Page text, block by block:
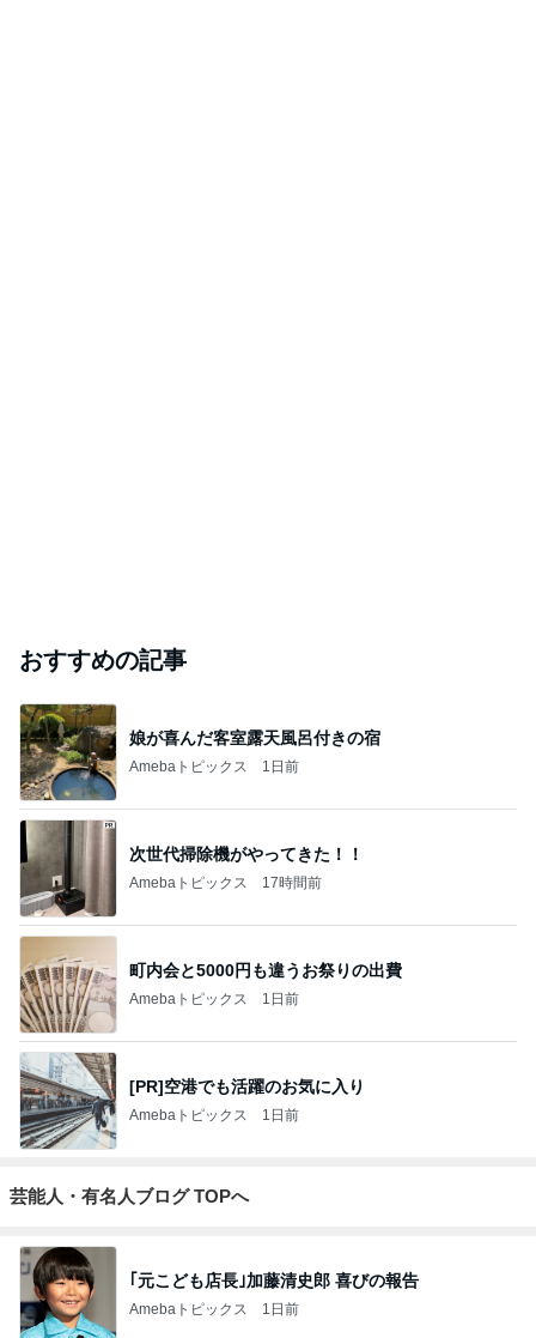
おすすめの記事
娘が喜んだ客室露天風呂付きの宿
Amebaトピックス 1日前
次世代掃除機がやってきた！！
Amebaトピックス 17時間前
町内会と5000円も違うお祭りの出費
Amebaトピックス 1日前
[PR]空港でも活躍のお気に入り
Amebaトピックス 1日前
芸能人・有名人ブログ TOPへ
｢元こども店長｣加藤清史郎 喜びの報告
Amebaトピックス 1日前